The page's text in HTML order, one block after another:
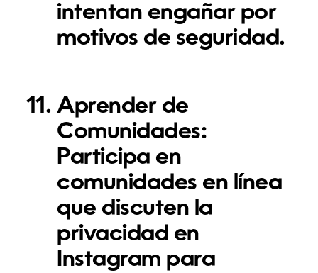
intentan engañar por
motivos de seguridad.
Aprender de
Comunidades:
Participa en
comunidades en línea
que discuten la
privacidad en
Instagram para